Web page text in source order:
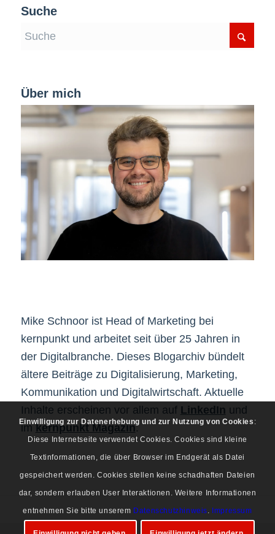
Suche
Über mich
Mike Schnoor ist Head of Marketing bei
kernpunkt und arbeitet seit über 25 Jahren in
der Digitalbranche. Dieses Blogarchiv bündelt
ältere Beiträge zu Digitalisierung, Marketing,
Kommunikation und Digitalwirtschaft. Aktuelle
Inhalte erscheinen vor allem auf LinkedIn und
imkernpunkt Magazin.
Einwilligung zur Datenerhebung und zur Nutzung von Cookies :
Diese Internetseite verwendet Cookies. Cookies sind kleine
Textinformationen, die über Browser im Endgerät als Datei
gespeichert werden. Cookies stellen keine schadhaften Dateien
dar, sondern erlauben User Interaktionen. Weitere Informationen
entnehmen Sie bitte unserem Datenschutzhinweis. Impressum